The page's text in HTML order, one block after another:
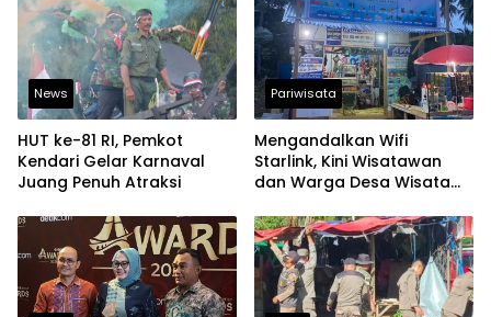
News
HUT ke-81 RI, Pemkot
Kendari Gelar Karnaval
Juang Penuh Atraksi
Pariwisata
Mengandalkan Wifi
Starlink, Kini Wisatawan
dan Warga Desa Wisata
Mengakses Transaksi
Digital